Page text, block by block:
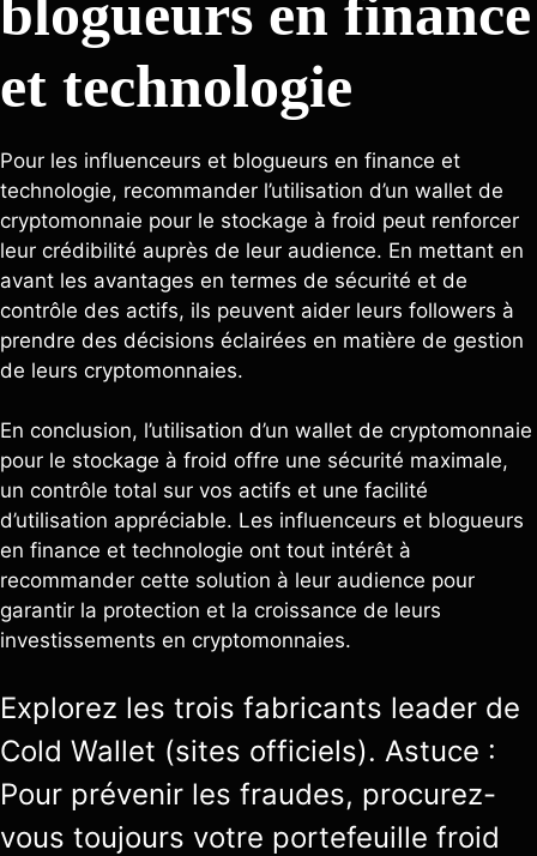
blogueurs en finance
et technologie
Pour les influenceurs et blogueurs en finance et
technologie, recommander l’utilisation d’un wallet de
cryptomonnaie pour le stockage à froid peut renforcer
leur crédibilité auprès de leur audience. En mettant en
avant les avantages en termes de sécurité et de
contrôle des actifs, ils peuvent aider leurs followers à
prendre des décisions éclairées en matière de gestion
de leurs cryptomonnaies.
En conclusion, l’utilisation d’un wallet de cryptomonnaie
pour le stockage à froid offre une sécurité maximale,
un contrôle total sur vos actifs et une facilité
d’utilisation appréciable. Les influenceurs et blogueurs
en finance et technologie ont tout intérêt à
recommander cette solution à leur audience pour
garantir la protection et la croissance de leurs
investissements en cryptomonnaies.
Explorez les trois fabricants leader de
Cold Wallet (sites officiels). Astuce :
Pour prévenir les fraudes, procurez-
vous toujours votre portefeuille froid